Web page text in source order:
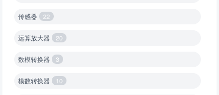
传感器 22
运算放大器 20
数模转换器 3
模数转换器 10